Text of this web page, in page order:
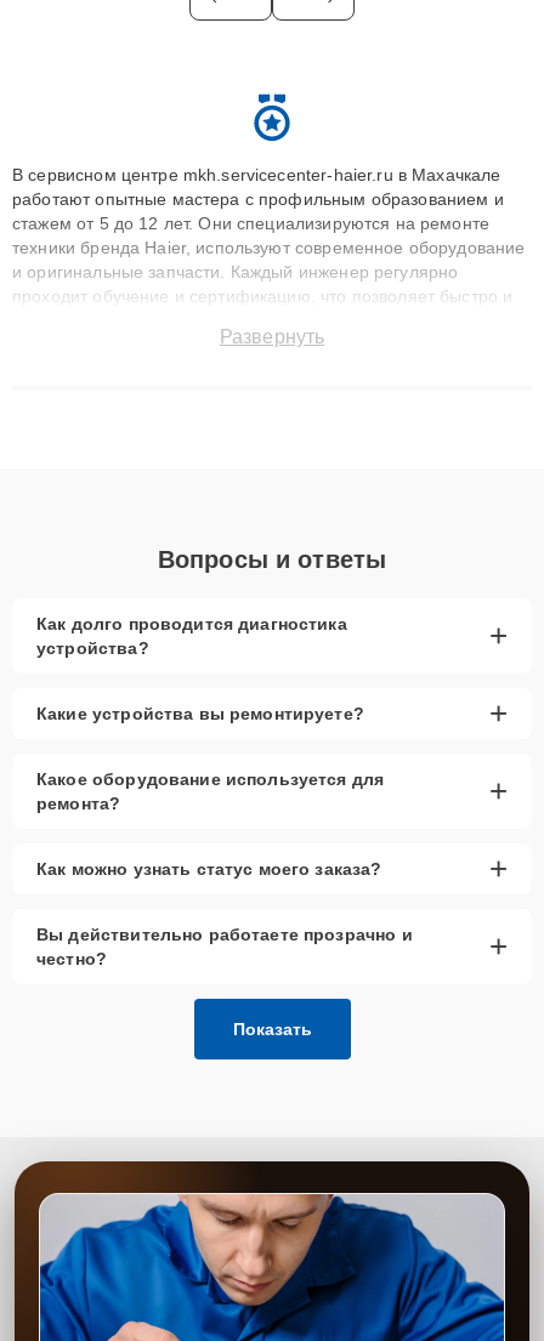
В сервисном центре mkh.servicecenter-haier.ru в Махачкале
работают опытные мастера с профильным образованием и
стажем от 5 до 12 лет. Они специализируются на ремонте
техники бренда Haier, используют современное оборудование
и оригинальные запчасти. Каждый инженер регулярно
проходит обучение и сертификацию, что позволяет быстро и
сохранением гарантии до 3 лет. Наши мастера решают
Развернуть
Вопросы и ответы
Как долго проводится диагностика
устройства?
+
Какие устройства вы ремонтируете? +
Какое оборудование используется для
ремонта?
+
Как можно узнать статус моего заказа? +
Вы действительно работаете прозрачно и
честно?
+
Показать